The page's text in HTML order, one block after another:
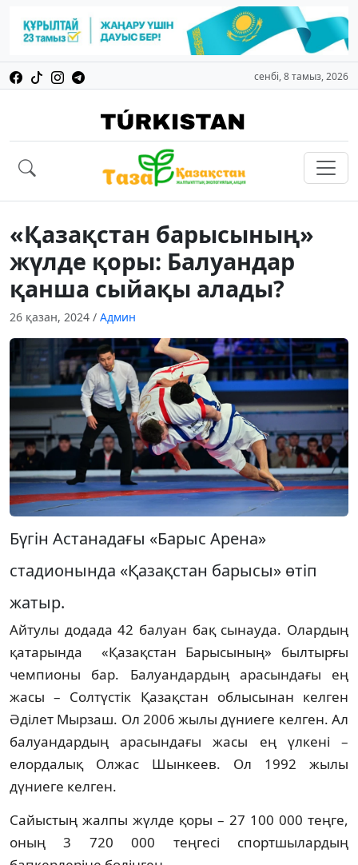
сенбі, 8 тамыз, 2026
«Қазақстан барысының»
жүлде қоры: Балуандар
қанша сыйақы алады?
26 қазан, 2024 / Админ
Бүгін Астанадағы «Барыс Арена»
стадионында «Қазақстан барысы» өтіп
жатыр.
Айтулы додада 42 балуан бақ сынауда. Олардың
қатарында «Қазақстан Барысының» былтырғы
чемпионы бар. Балуандардың арасындағы ең
жасы – Солтүстік Қазақстан облысынан келген
Әділет Мырзаш. Ол 2006 жылы дүниеге келген. Ал
балуандардың арасындағы жасы ең үлкені –
елордалық Олжас Шынкеев. Ол 1992 жылы
дүниеге келген.
Сайыстың жалпы жүлде қоры – 27 100 000 теңге,
оның 3 720 000 теңгесі спортшылардың